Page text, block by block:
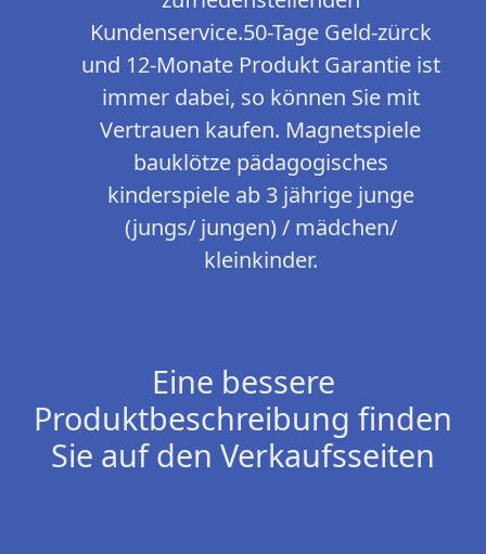
Kundenservice.50-Tage Geld-zürck
und 12-Monate Produkt Garantie ist
immer dabei, so können Sie mit
Vertrauen kaufen. Magnetspiele
bauklötze pädagogisches
kinderspiele ab 3 jährige junge
(jungs/ jungen) / mädchen/
kleinkinder.
Eine bessere
Produktbeschreibung finden
Sie auf den Verkaufsseiten